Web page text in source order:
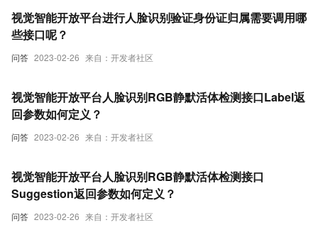
问答 2023-02-26 来自：开发者社区
视觉智能开放平台进行人脸识别验证身份证归属需要调用哪
些接口呢？
问答 2023-02-26 来自：开发者社区
视觉智能开放平台人脸识别RGB静默活体检测接口Label返
回参数如何定义？
问答 2023-02-26 来自：开发者社区
视觉智能开放平台人脸识别RGB静默活体检测接口
Suggestion返回参数如何定义？